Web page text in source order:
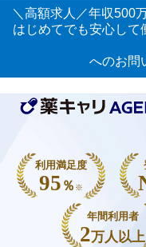
＼高額求人／年収500
はじめてでも安心して
へのお問
利用満足度
95 ％ ※
年間利用者
2万人以上